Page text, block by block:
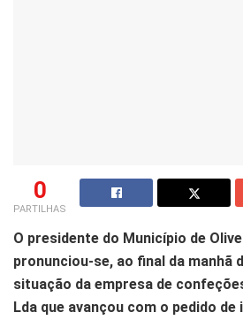
0
PARTILHAS
O presidente do Município de
pronunciou-se, ao final da manhã
situação da empresa de
Lda que avançou com o pedido